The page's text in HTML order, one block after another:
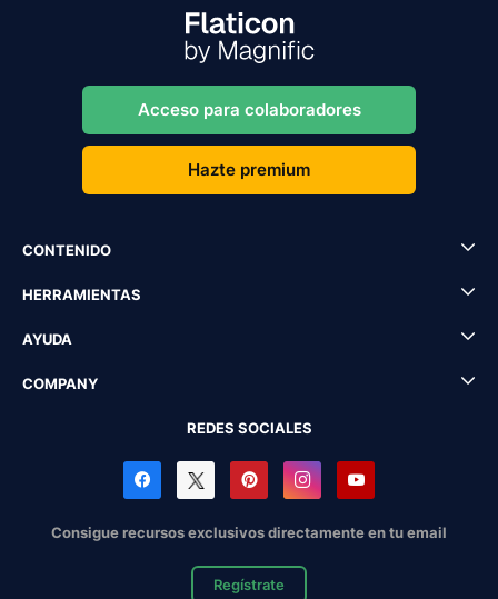
Acceso para colaboradores
Hazte premium
CONTENIDO
HERRAMIENTAS
AYUDA
COMPANY
REDES SOCIALES
Consigue recursos exclusivos directamente en tu email
Regístrate